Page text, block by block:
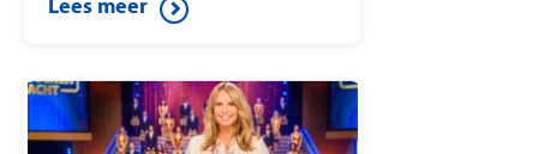
Op die postcode is namelijk de
euro per lot gevallen. Onder de
winnaars van deze Straatprijs
wordt tevens een auto verloot.
Lees meer